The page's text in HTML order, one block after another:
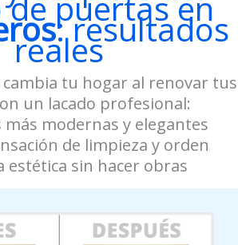
: resultados
reales
cambia tu hogar al renovar tus
un lacado profesional:
más modernas y elegantes
de limpieza y orden
estética sin hacer obras